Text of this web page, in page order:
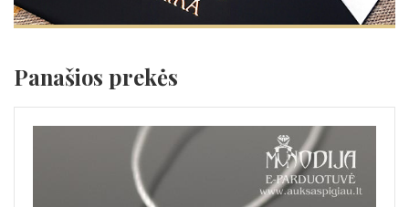
Panašios prekės